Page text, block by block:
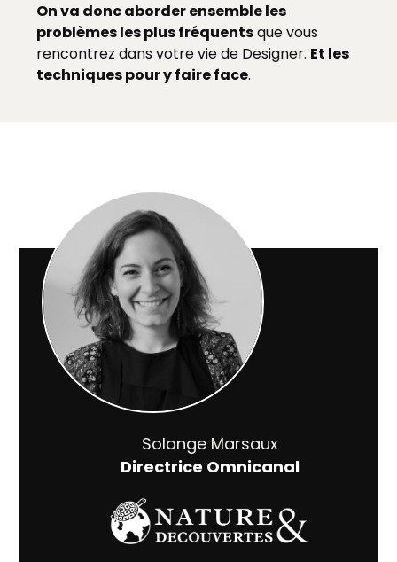
On va donc aborder ensemble les
problèmes les plus fréquentsque vous
rencontrez dans votre vie de Designer. Et les
techniques pour y faire face.
Solange Marsaux
Directrice Omnicanal